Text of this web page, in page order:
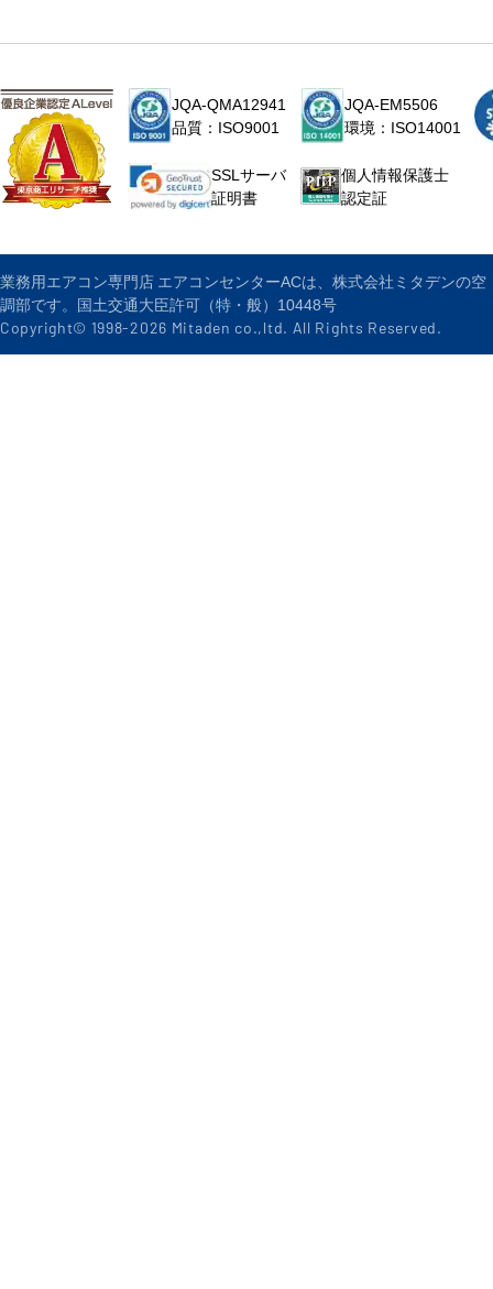
JQA-QMA12941
品質：ISO9001
JQA-EM5506
環境：ISO14001
SSLサーバ
証明書
個人情報保護士
認定証
業務用エアコン専門店 エアコンセンターACは、株式会社ミタデンの空
調部です。国土交通大臣許可（特・般）10448号
Copyright© 1998-2026 Mitaden co.,ltd. All Rights Reserved.